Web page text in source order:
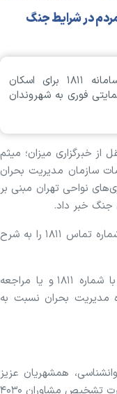
مردم در شرایط جنگ
عضو شورای شهر تهران، از اختصاص سامانه ۱۸۱۱ برای اسکان
فوری به شهروندان
از خبرگزاری میزان؛ میثم
سازمان مدیریت بحران
تلفن ۱۸۱۱ و شهرداری‌های نواحی تهران مبنی بر
خبر داد.
مظفر کارکرد‌های مرکز حامی شهر تهران به شماره تماس ۱۸۱۱ را به شرح
شهروندان عزیز تهرانی می‌توانند با تماس با شماره ۱۸۱۱ و یا مراجعه
مدیریت بحران نسبت به
همشهریان عزیز
می‌توانند به شماره ۴۰۳۰ تماس بگیرند. درصورت تشخیص مشاوران ۴۰۳۰